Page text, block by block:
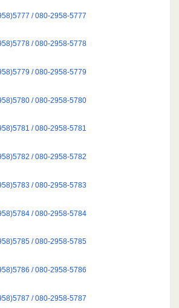
/ 080-2958-5777
/ 080-2958-5778
/ 080-2958-5779
/ 080-2958-5780
/ 080-2958-5781
/ 080-2958-5782
/ 080-2958-5783
/ 080-2958-5784
/ 080-2958-5785
/ 080-2958-5786
/ 080-2958-5787